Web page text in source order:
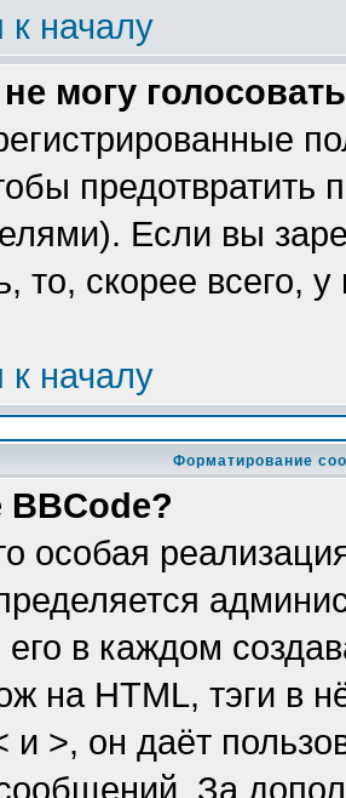
к началу
могу
предотвратить
Если вы
то, скорее всего,
к началу
Форматирование
BBCode?
особая
его в каждом
на HTML, тэги в
и >, он даёт
За